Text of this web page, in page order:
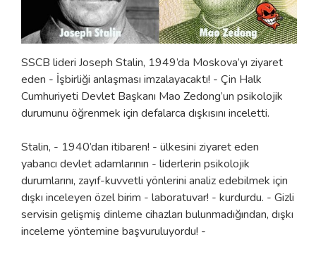
SSCB lideri Joseph Stalin, 1949’da Moskova’yı ziyaret
eden - İşbirliği anlaşması imzalayacaktı! - Çin Halk
Cumhuriyeti Devlet Başkanı Mao Zedong’un psikolojik
durumunu öğrenmek için defalarca dışkısını inceletti.
Stalin, - 1940’dan itibaren! - ülkesini ziyaret eden
yabancı devlet adamlarının - liderlerin psikolojik
durumlarını, zayıf-kuvvetli yönlerini analiz edebilmek için
dışkı inceleyen özel birim - laboratuvar! - kurdurdu. - Gizli
servisin gelişmiş dinleme cihazları bulunmadığından, dışkı
inceleme yöntemine başvuruluyordu! -